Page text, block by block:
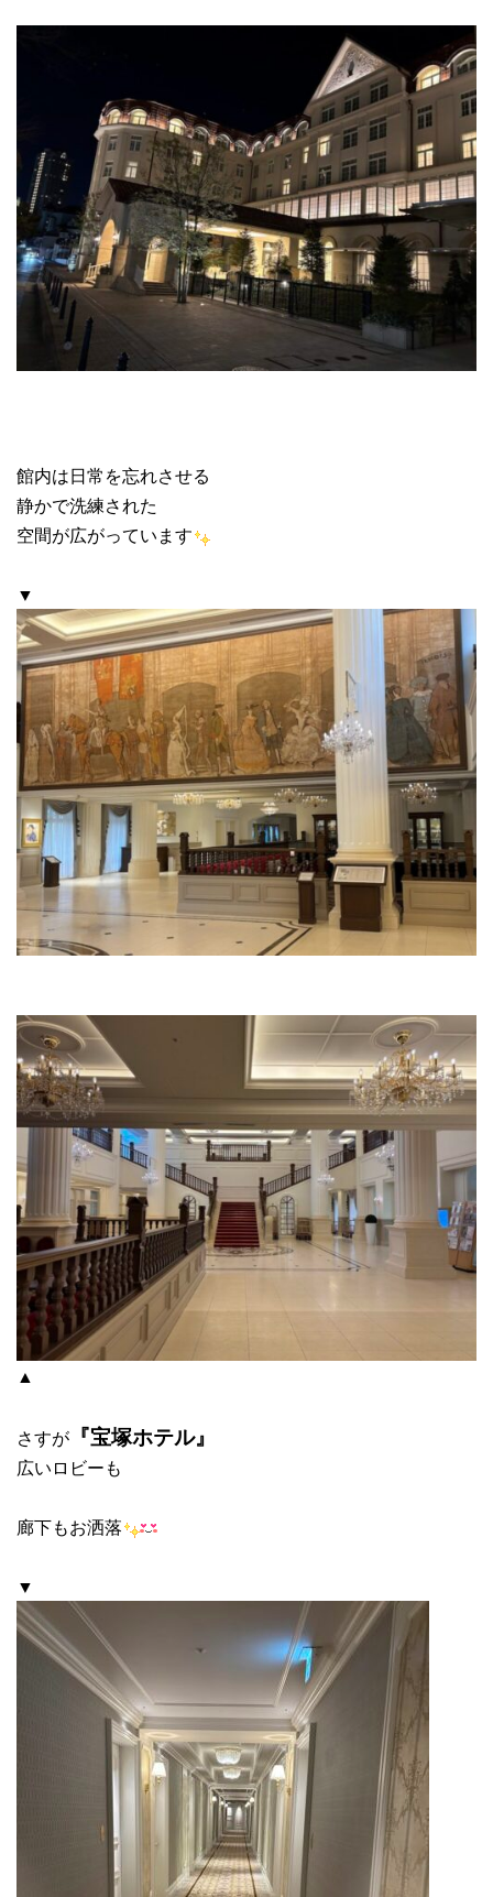
館内は日常を忘れさせる
静かで洗練された
空間が広がっています
▼
▲
さすが 『宝塚ホテル』
広いロビーも
廊下もお洒落
▼